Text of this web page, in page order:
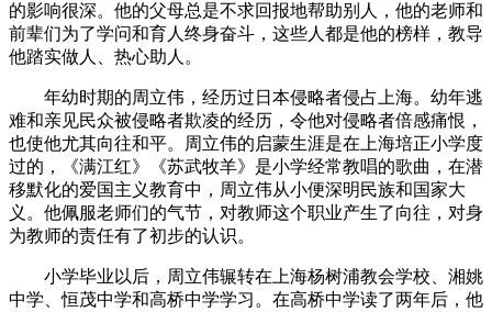
的影响很深。他的父母总是不求回报地帮助别人，他的老师和
前辈们为了学问和育人终身奋斗，这些人都是他的榜样，教导
他踏实做人、热心助人。
年幼时期的周立伟，经历过日本侵略者侵占上海。幼年逃
难和亲见民众被侵略者欺凌的经历，令他对侵略者倍感痛恨，
也使他尤其向往和平。周立伟的启蒙生涯是在上海培正小学度
过的，《满江红》《苏武牧羊》是小学经常教唱的歌曲，在潜
移默化的爱国主义教育中，周立伟从小便深明民族和国家大
义。他佩服老师们的气节，对教师这个职业产生了向往，对身
为教师的责任有了初步的认识。
小学毕业以后，周立伟辗转在上海杨树浦教会学校、湘姚
中学、恒茂中学和高桥中学学习。在高桥中学读了两年后，他